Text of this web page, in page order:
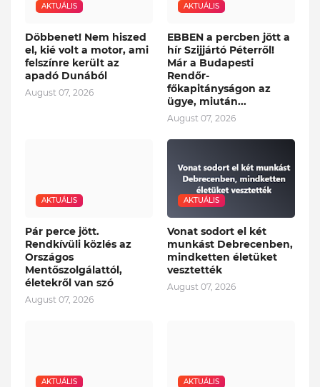
AKTUÁLIS
Döbbenet! Nem hiszed
el, kié volt a motor, ami
felszínre került az
apadó Dunából
August 07, 2026
AKTUÁLIS
EBBEN a percben jött a
hír Szijjártó Péterről!
Már a Budapesti
Rendőr-
főkapitányságon az
ügye, miután...
August 07, 2026
AKTUÁLIS
Pár perce jött.
Rendkívüli közlés az
Országos
Mentőszolgálattól,
életekről van szó
August 07, 2026
AKTUÁLIS
Vonat sodort el két
munkást Debrecenben,
mindketten életüket
vesztették
August 07, 2026
AKTUÁLIS AKTUÁLIS